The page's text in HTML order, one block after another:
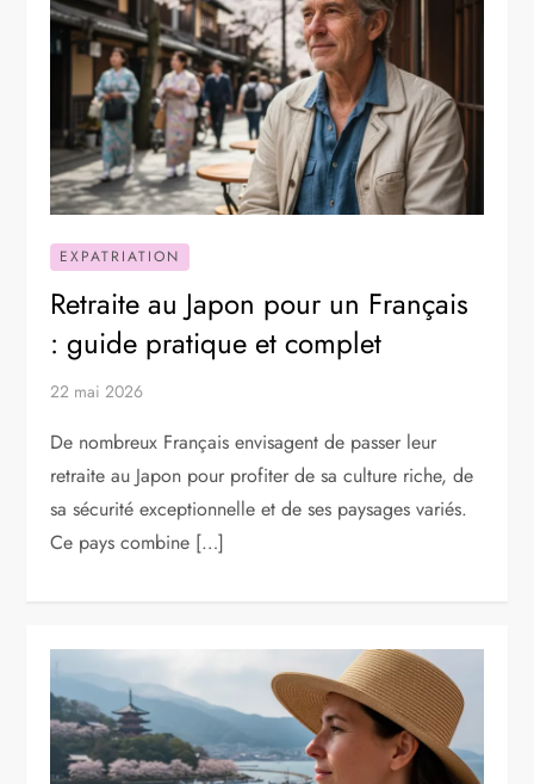
EXPATRIATION
Retraite au Japon pour un Français
: guide pratique et complet
22 mai 2026
De nombreux Français envisagent de passer leur
retraite au Japon pour profiter de sa culture riche, de
sa sécurité exceptionnelle et de ses paysages variés.
Ce pays combine […]